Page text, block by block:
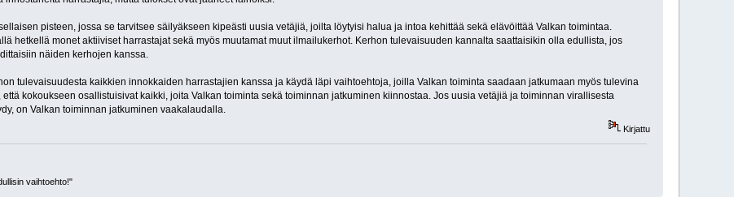
pisteen, jossa se tarvitsee säilyäkseen kipeästi uusia vetäjiä, joilta löytyisi halua ja intoa kehittää sekä elävöittää Valkan toimintaa.
hetkellä monet aktiiviset harrastajat sekä myös muutamat muut ilmailukerhot. Kerhon tulevaisuuden kannalta saattaisikin olla edullista, jos
näiden kerhojen kanssa.
tulevaisuudesta kaikkien innokkaiden harrastajien kanssa ja käydä läpi vaihtoehtoja, joilla Valkan toiminta saadaan jatkumaan myös tulevina
kokoukseen osallistuisivat kaikki, joita Valkan toiminta sekä toiminnan jatkuminen kiinnostaa. Jos uusia vetäjiä ja toiminnan virallisesta
on Valkan toiminnan jatkuminen vaakalaudalla.
Kirjattu
vaihtoehto!"